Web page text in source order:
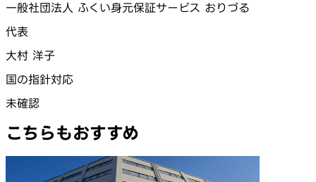
一般社団法人 ふくい身元保証サービス おりづる
代表
大村 洋子
国の指針対応
未確認
こちらもおすすめ